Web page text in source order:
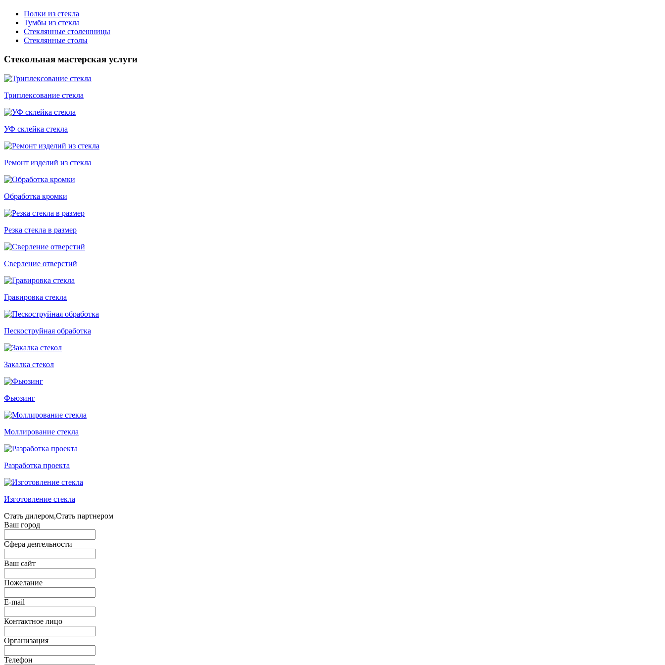
Полки из стекла
Тумбы из стекла
Стеклянные столешницы
Стеклянные столы
Стекольная мастерская услуги
Триплексование стекла
УФ склейка стекла
Ремонт изделий из стекла
Обработка кромки
Резка стекла в размер
Сверление отверстий
Гравировка стекла
Пескоструйная обработка
Закалка стекол
Фьюзинг
Моллирование стекла
Разработка проекта
Изготовление стекла
Стать дилером,Стать партнером
Ваш город
Сфера деятельности
Ваш сайт
Пожелание
E-mail
Контактное лицо
Организация
Телефон